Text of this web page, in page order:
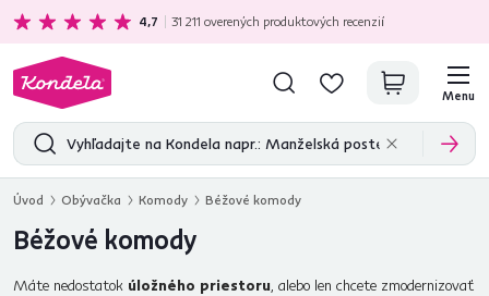
Ekologická doprava zadarmo nad 199 €
4,7 31 211 overených produktových recenzií
Menu
Úvod Obývačka Komody Béžové komody
Béžové komody
Máte nedostatok úložného priestoru, alebo len chcete zmodernizovať